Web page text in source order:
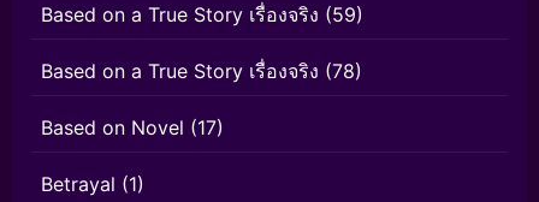
Based on a True Story เรื่องจริง (59)
Based on a True Story เรื่องจริง (78)
Based on Novel (17)
Betrayal (1)